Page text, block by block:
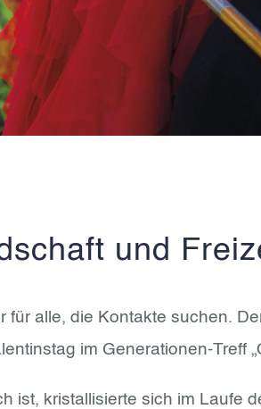
und
für alle, die Kontakte suchen.
im Generationen-Treff
ist, kristallisierte sich im Laufe